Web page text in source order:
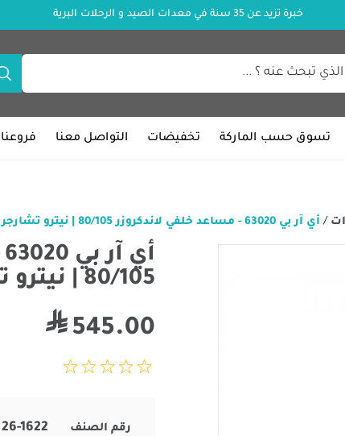
خبرة تزيد عن 35 سنة في معدات الصيد و الرحلات البرية
تسوق حسب الماركة تخفيضات التواصل معنا فروعنا
/ أي آر بي 63020 - مساعد خلفي لاندكروزر 80/105 | نيترو تشارجر بلس(1990-2007)
80/105 | نيترو تشارجر بلس(1990-2007)
545.00
رقم الصنف 26-1622